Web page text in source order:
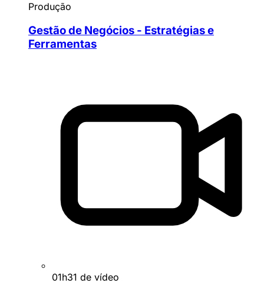
Produção
Gestão de Negócios - Estratégias e
Ferramentas
01h31 de vídeo